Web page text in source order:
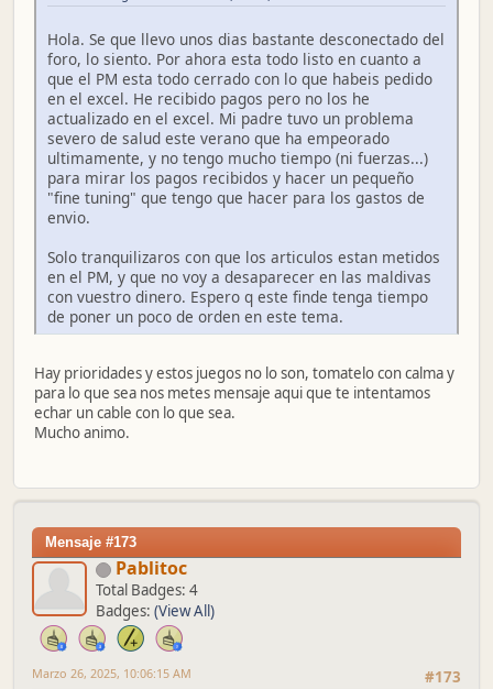
Hola. Se que llevo unos dias bastante desconectado del
foro, lo siento. Por ahora esta todo listo en cuanto a
que el PM esta todo cerrado con lo que habeis pedido
en el excel. He recibido pagos pero no los he
actualizado en el excel. Mi padre tuvo un problema
severo de salud este verano que ha empeorado
ultimamente, y no tengo mucho tiempo (ni fuerzas...)
para mirar los pagos recibidos y hacer un pequeño
"fine tuning" que tengo que hacer para los gastos de
envio.
Solo tranquilizaros con que los articulos estan metidos
en el PM, y que no voy a desaparecer en las maldivas
con vuestro dinero. Espero q este finde tenga tiempo
de poner un poco de orden en este tema.
Hay prioridades y estos juegos no lo son, tomatelo con calma y
para lo que sea nos metes mensaje aqui que te intentamos
echar un cable con lo que sea.
Mucho animo.
Mensaje #173
Pablitoc
Total Badges: 4
Badges: (View All)
#173
Marzo 26, 2025, 10:06:15 AM